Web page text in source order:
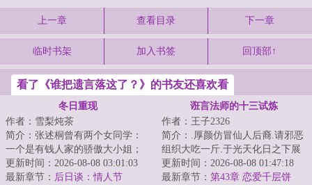
上一章 查看目录 下一章
临时书架 加入书签 回顶部↑
看了《谁把遗言落这了？》的书友还喜欢看
冬日重现
作者：雪梨炖茶
简介：张述桐曾有两个女同学：
一个是有钱人家的骄傲大小姐；
一个是在山里当庙祝的清冷少
女。她们一个被杀...
更新时间：2026-08-08 03:01:03
最新章节： 后日谈：情人节
诳言法师的十三试炼
作者：王子2326
简介：.厚颜仿冒仙人后裔.请邪恶
组织大吃一斤.于光天化日之下展
露神性.以一己之力喝倒整个学校.
窃取魔法...
更新时间：2026-08-08 01:47:18
最新章节： 第43章 恋爱千层饼